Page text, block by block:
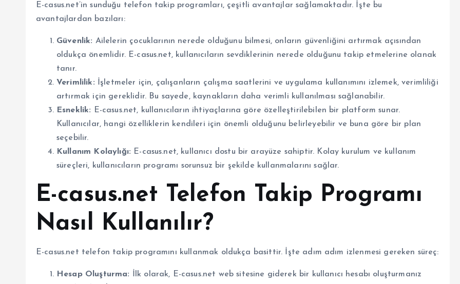
E-casus.net’in sunduğu telefon takip programları, çeşitli avantajlar sağlamaktadır. İşte bu
avantajlardan bazıları:
Güvenlik: Ailelerin çocuklarının nerede olduğunu bilmesi, onların güvenliğini artırmak açısından
oldukça önemlidir. E-casus.net, kullanıcıların sevdiklerinin nerede olduğunu takip etmelerine olanak
tanır.
Verimlilik: İşletmeler için, çalışanların çalışma saatlerini ve uygulama kullanımını izlemek, verimliliği
artırmak için gereklidir. Bu sayede, kaynakların daha verimli kullanılması sağlanabilir.
Esneklik: E-casus.net, kullanıcıların ihtiyaçlarına göre özelleştirilebilen bir platform sunar.
Kullanıcılar, hangi özelliklerin kendileri için önemli olduğunu belirleyebilir ve buna göre bir plan
seçebilir.
Kullanım Kolaylığı: E-casus.net, kullanıcı dostu bir arayüze sahiptir. Kolay kurulum ve kullanım
süreçleri, kullanıcıların programı sorunsuz bir şekilde kullanmalarını sağlar.
E-casus.net Telefon Takip Programı
Nasıl Kullanılır?
E-casus.net telefon takip programını kullanmak oldukça basittir. İşte adım adım izlenmesi gereken süreç:
Hesap Oluşturma: İlk olarak, E-casus.net web sitesine giderek bir kullanıcı hesabı oluşturmanız